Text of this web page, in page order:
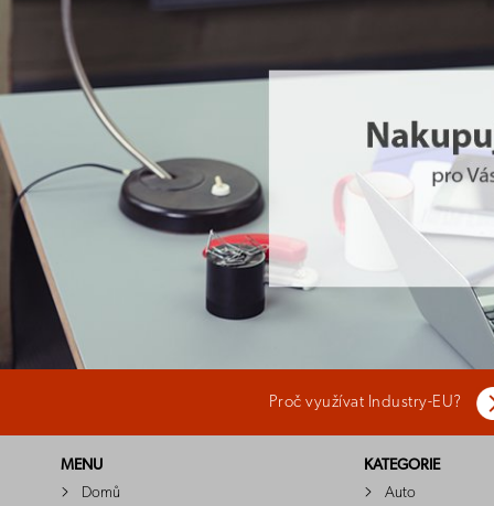
Proč využívat Industry-EU?
MENU
Domů
KATEGORIE
Auto